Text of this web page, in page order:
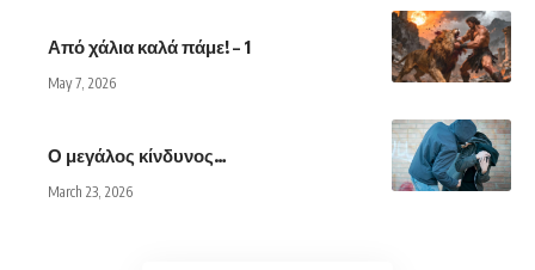
Από χάλια καλά πάμε! – 1
May 7, 2026
Ο μεγάλος κίνδυνος…
March 23, 2026